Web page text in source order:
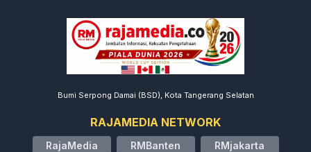
Bumi Serpong Damai (BSD), Kota Tangerang Selatan
RAJAMEDIA NETWORK
RajaMedia RMBanten RMjakarta